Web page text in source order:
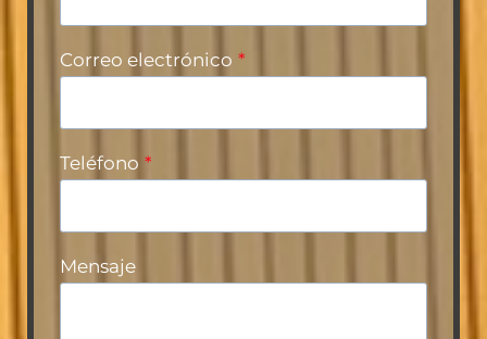
Correo electrónico *
Teléfono *
Mensaje